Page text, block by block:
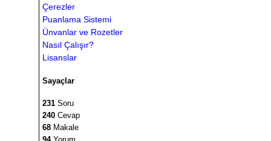
Çerezler
Puanlama Sistemi
Ünvanlar ve Rozetler
Nasıl Çalışır?
Lisanslar
Sayaçlar
231 Soru
240 Cevap
68 Makale